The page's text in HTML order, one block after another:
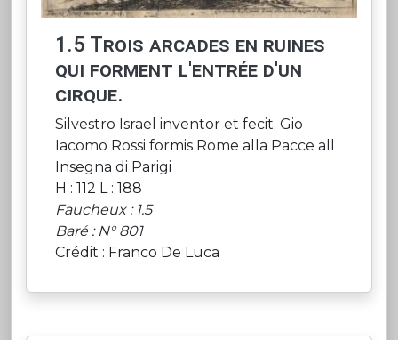
1.5 Trois arcades en ruines
qui forment l'entrée d'un
cirque.
Silvestro Israel inventor et fecit. Gio
Iacomo Rossi formis Rome alla Pacce all
Insegna di Parigi
H : 112 L : 188
Faucheux : 1.5
Baré : N° 801
Crédit : Franco De Luca